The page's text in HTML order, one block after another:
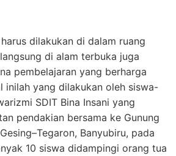
dilakukan di dalam ruang
di alam terbuka juga
pembelajaran yang berharga
inilah yang dilakukan oleh siswa-
SDIT Bina Insani yang
pendakian bersama ke Gunung
Banyubiru, pada
10 siswa didampingi orang tua